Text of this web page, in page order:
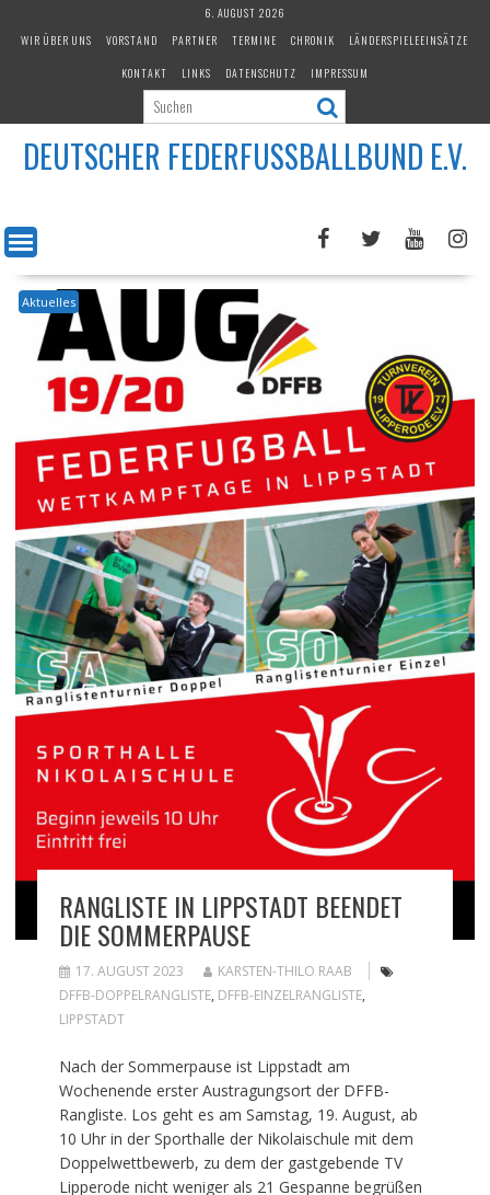
6. AUGUST 2026
WIR ÜBER UNS
VORSTAND PARTNER TERMINE CHRONIK
LÄNDERSPIELEEINSÄTZE
KONTAKT
LINKS DATENSCHUTZ IMPRESSUM
DEUTSCHER FEDERFUSSBALLBUND E.V.
Aktuelles
RANGLISTE IN LIPPSTADT BEENDET
DIE SOMMERPAUSE
17. AUGUST 2023
KARSTEN-THILO RAAB
DFFB-DOPPELRANGLISTE, DFFB-EINZELRANGLISTE,
LIPPSTADT
Nach der Sommerpause ist Lippstadt am
Wochenende erster Austragungsort der DFFB-
Rangliste. Los geht es am Samstag, 19. August, ab
10 Uhr in der Sporthalle der Nikolaischule mit dem
Doppelwettbewerb, zu dem der gastgebende TV
Lipperode nicht weniger als 21 Gespanne begrüßen